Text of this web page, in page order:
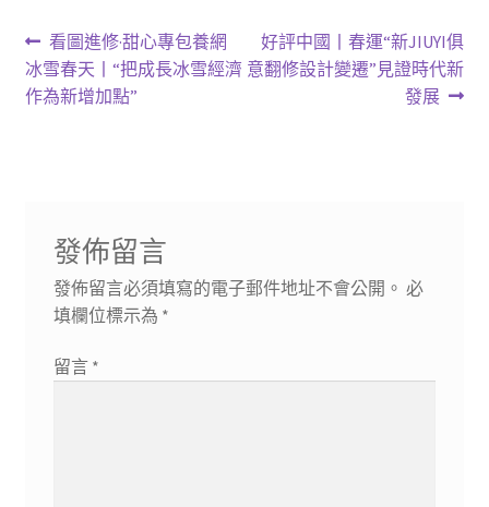
文
章
上
一
篇
看圖進修·甜心專包養網
冰雪春天丨“把成長冰雪經濟
作為新增加點”
下
一
好評中國丨春運“新JIUYI俱
意翻修設計變遷”見證時代新
發展
發佈留言
發佈留言必須填寫的電子郵件地址不會公開。 必
填欄位標示為 *
留言 *